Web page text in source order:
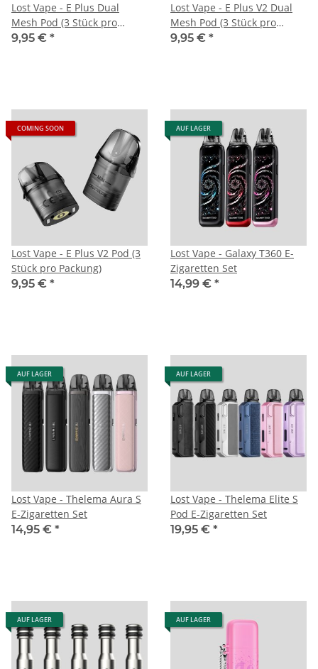
Lost Vape - E Plus Dual
Mesh Pod (3 Stück pro
Packung)
9,95 € *
Lost Vape - E Plus V2 Dual
Mesh Pod (3 Stück pro
Packung)
9,95 € *
COMING SOON
Lost Vape - E Plus V2 Pod (3
Stück pro Packung)
9,95 € *
AUF LAGER
Lost Vape - Galaxy T360 E-
Zigaretten Set
14,99 € *
AUF LAGER
Lost Vape - Thelema Aura S
E-Zigaretten Set
14,95 € *
AUF LAGER
Lost Vape - Thelema Elite S
Pod E-Zigaretten Set
19,95 € *
AUF LAGER AUF LAGER